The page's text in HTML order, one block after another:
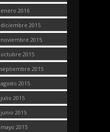
enero 2016
diciembre 2015
noviembre 2015
octubre 2015
septiembre 2015
agosto 2015
julio 2015
junio 2015
mayo 2015